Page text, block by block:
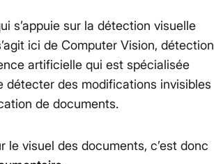
s’appuie sur la détection visuelle
ici de Computer Vision, détection
artificielle qui est spécialisée
détecter des modifications invisibles
de documents.
visuel des documents, c’est donc